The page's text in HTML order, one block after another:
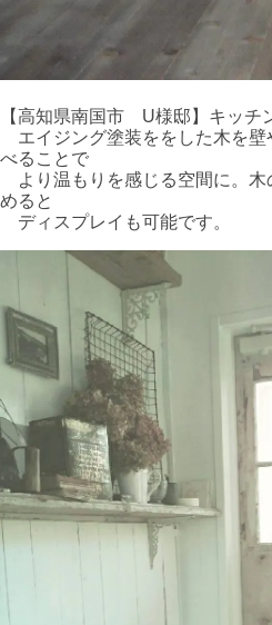
【高知県南国市 U様邸】キッチ
エイジング塗装ををした木を壁
べることで
より温もりを感じる空間に。木
めると
ディスプレイも可能です。